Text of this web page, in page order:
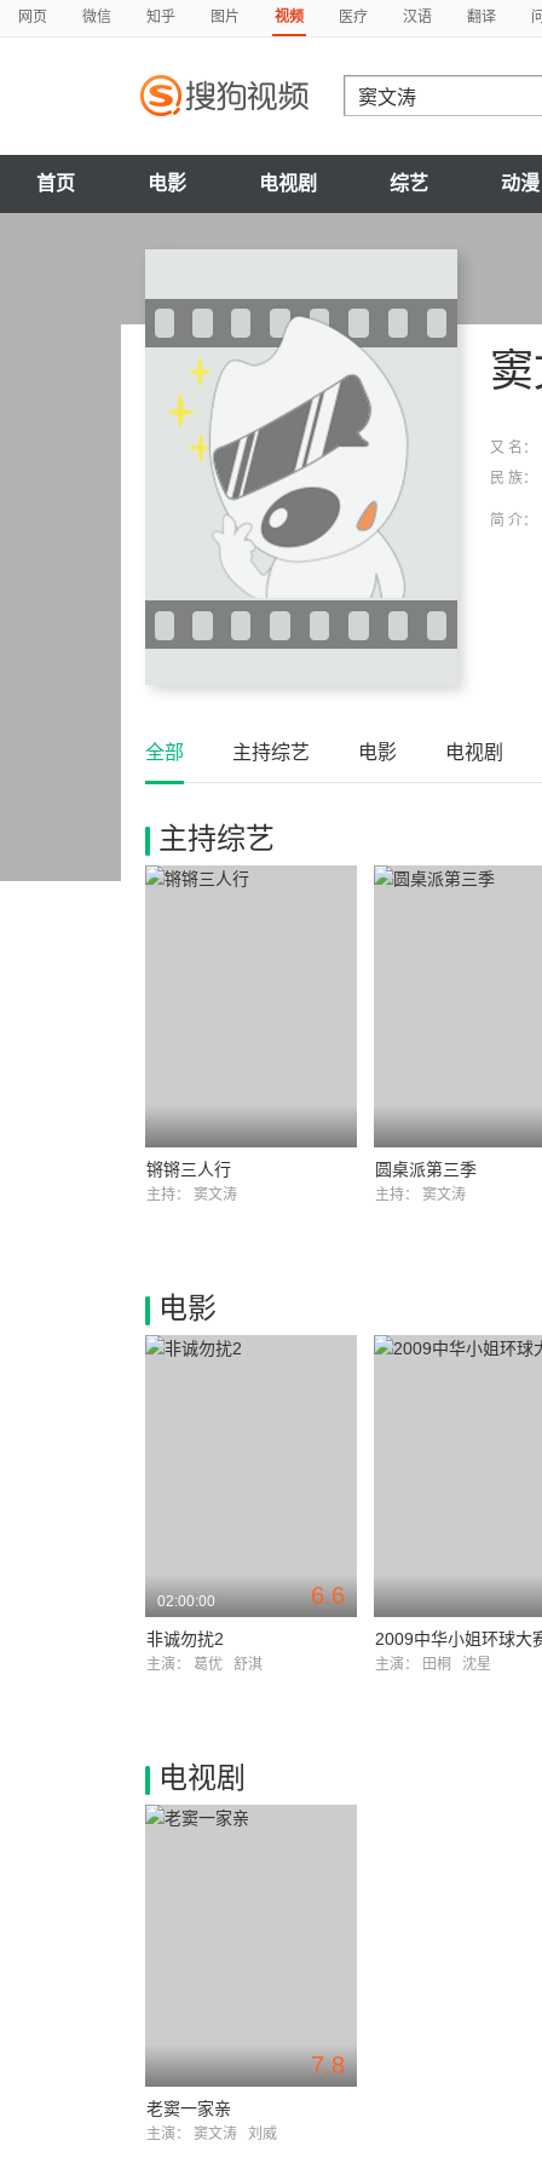
网页 微信 知乎 图片 视频 医疗 汉语 翻译
首页 电影 电视剧 综艺 动漫
又 名：
民 族：
简 介：
全部 主持综艺 电影 电视剧
主持综艺
锵锵三人行
主持： 窦文涛
圆桌派第三季
主持： 窦文涛
电影
6.6
02:00:00
非诚勿扰2
主演： 葛优 舒淇
2009中华小姐环球大
主演： 田桐 沈星
电视剧
7.8
老窦一家亲
主演： 窦文涛 刘威